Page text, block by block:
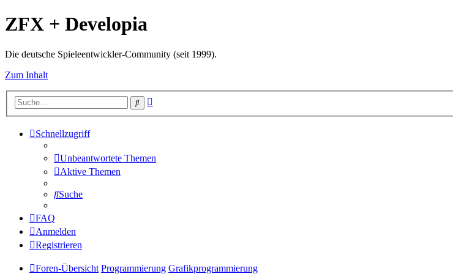
ZFX + Developia
Die deutsche Spieleentwickler-Community (seit 1999).
Zum Inhalt
Suche
Schnellzugriff
Unbeantwortete Themen
Aktive Themen
Suche
FAQ
Anmelden
Registrieren
Foren-Übersicht Programmierung Grafikprogrammierung